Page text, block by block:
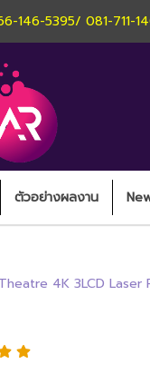
146-5395/ 081-711-
ตัวอย่างผลงาน
4K 3LCD Laser